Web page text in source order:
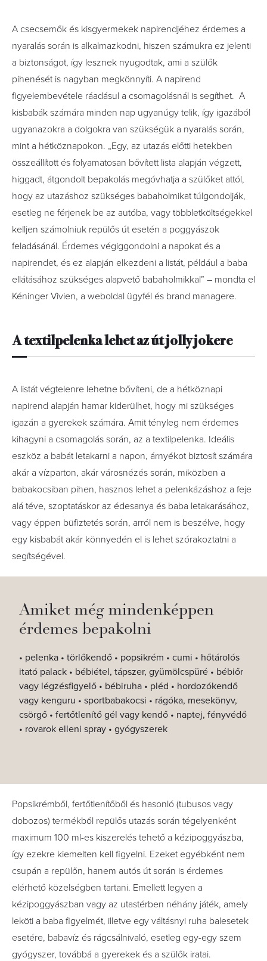
A csecsemők és kisgyermekek napirendjéhez érdemes a
nyaralás során is alkalmazkodni, hiszen számukra ez jelenti
a biztonságot, így lesznek nyugodtak, ami a szülők
pihenését is nagyban megkönnyíti. A napirend
figyelembevétele ráadásul a csomagolásnál is segíthet. A
kisbabák számára minden nap ugyanúgy telik, így igazából
ugyanazokra a dolgokra van szükségük a nyaralás során,
mint a hétköznapokon. „Egy, az utazás előtti hetekben
összeállított és folyamatosan bővített lista alapján végzett,
higgadt, átgondolt bepakolás megóvhatja a szülőket attól,
hogy az utazáshoz szükséges babaholmikat túlgondolják,
esetleg ne férjenek be az autóba, vagy többletköltségekkel
kelljen számolniuk repülős út esetén a poggyászok
feladásánál. Érdemes végiggondolni a napokat és a
napirendet, és ez alapján elkezdeni a listát, például a baba
ellátásához szükséges alapvető babaholmikkal” – mondta el
Kéninger Vivien, a weboldal ügyfél és brand managere.
A textilpelenka lehet az út jolly jokere
A listát végtelenre lehetne bővíteni, de a hétköznapi
napirend alapján hamar kiderülhet, hogy mi szükséges
igazán a gyerekek számára. Amit tényleg nem érdemes
kihagyni a csomagolás során, az a textilpelenka. Ideális
eszköz a babát letakarni a napon, árnyékot biztosít számára
akár a vízparton, akár városnézés során, miközben a
babakocsiban pihen, hasznos lehet a pelenkázáshoz a feje
alá téve, szoptatáskor az édesanya és baba letakarásához,
vagy éppen büfiztetés során, arról nem is beszélve, hogy
egy kisbabát akár könnyedén el is lehet szórakoztatni a
segítségével.
Amiket még mindenképpen
érdemes bepakolni
• pelenka • törlőkendő • popsikrém • cumi • hőtárolós
itató palack • bébiétel, tápszer, gyümölcspüré • bébiőr
vagy légzésfigyelő • bébiruha • pléd • hordozókendő
vagy kenguru • sportbabakocsi • rágóka, mesekönyv,
csörgő • fertőtlenítő gél vagy kendő • naptej, fényvédő
• rovarok elleni spray • gyógyszerek
Popsikrémből, fertőtlenítőből és hasonló (tubusos vagy
dobozos) termékből repülős utazás során tégelyenként
maximum 100 ml-es kiszerelés tehető a kézipoggyászba,
így ezekre kiemelten kell figyelni. Ezeket egyébként nem
csupán a repülőn, hanem autós út során is érdemes
elérhető közelségben tartani. Emellett legyen a
kézipoggyászban vagy az utastérben néhány játék, amely
leköti a baba figyelmét, illetve egy váltásnyi ruha balesetek
esetére, babavíz és rágcsálnivaló, esetleg egy-egy szem
gyógyszer, továbbá a gyerekek és a szülők iratai.